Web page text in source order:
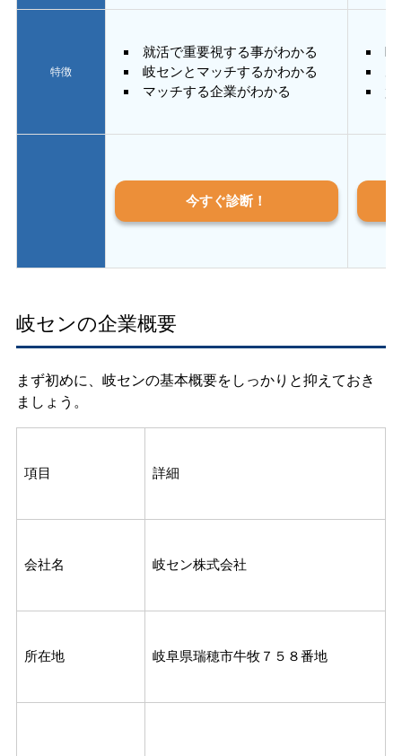
特徴
就活で重要視する事がわかる
岐センとマッチするかわかる
マッチする企業がわかる
質
今すぐ診断！
岐センの企業概要
まず初めに、岐センの基本概要をしっかりと抑えておき
ましょう。
項目 詳細
会社名 岐セン株式会社
所在地 岐阜県瑞穂市牛牧７５８番地